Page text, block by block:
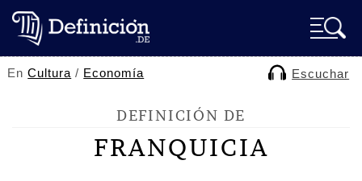
EnCultura / Economía Escuchar
DEFINICIÓN DE
FRANQUICIA